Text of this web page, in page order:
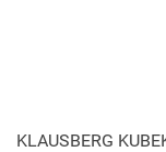
KLAUSBERG